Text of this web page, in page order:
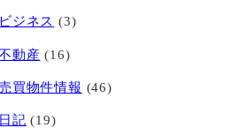
ビジネス (3)
動産 (16)
買物件情報 (46)
日記 (19)